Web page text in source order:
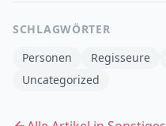
SCHLAGWÖRTER
Personen
Regisseure
Uncategorized